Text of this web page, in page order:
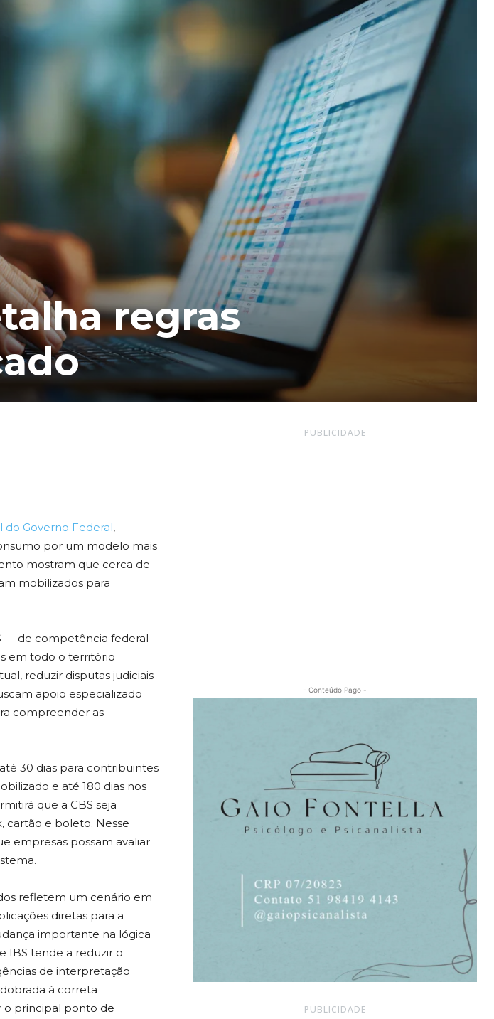
regras
do Governo Federal,
por um modelo mais
mostram que cerca de
mobilizados para
— de competência federal
em todo o território
reduzir disputas judiciais
apoio especializado
compreender as
30 dias para contribuintes
e até 180 dias nos
que a CBS seja
cartão e boleto. Nesse
empresas possam avaliar
refletem um cenário em
diretas para a
importante na lógica
IBS tende a reduzir o
de interpretação
à correta
o principal ponto de
PUBLICIDADE
- Conteúdo Pago -
PUBLICIDADE